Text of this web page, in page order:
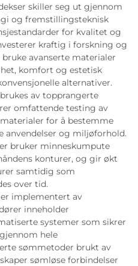
skiller seg ut gjennom
og fremstillingsteknisk
for kvalitet og
kraftig i forskning og
avanserte materialer
komfort og estetisk
alternativer.
av topprangerte
omfattende testing av
for å bestemme
anvendelser og miljøforhold.
bruker minneskumpute
konturer, og gir økt
samtidig som
over tid.
implementert av
inneholder
systemer som sikrer
hele
sømmetoder brukt av
sømløse forbindelser